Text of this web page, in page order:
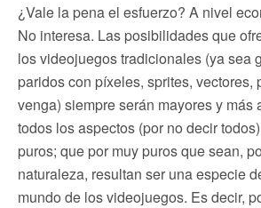
¿Vale la pena el esfuerzo? A nivel
No interesa. Las posibilidades que
los videojuegos tradicionales (ya sea
paridos con píxeles, sprites, vectores,
venga) siempre serán mayores y más
todos los aspectos (por no decir
puros; que por muy puros que sean,
naturaleza, resultan ser una especie
mundo de los videojuegos. Es decir,